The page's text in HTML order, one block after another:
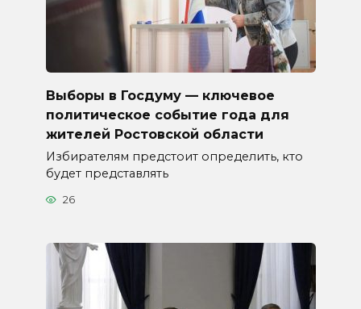
Выборы в Госдуму — ключевое
политическое событие года для
жителей Ростовской области
Избирателям предстоит определить, кто
будет представлять
26